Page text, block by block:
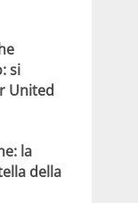
si
United
la
della